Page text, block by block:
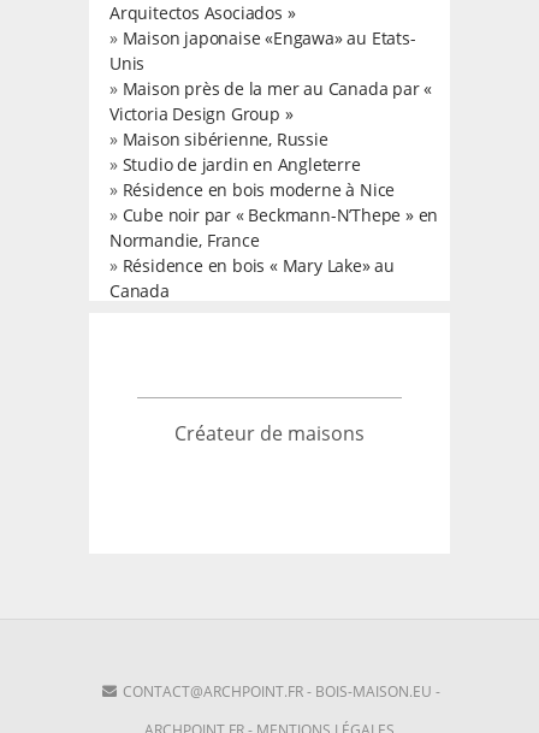
Arquitectos Asociados »
» Maison japonaise «Engawa» au Etats-
Unis
» Maison près de la mer au Canada par «
Victoria Design Group »
» Maison sibérienne, Russie
» Studio de jardin en Angleterre
» Résidence en bois moderne à Nice
» Cube noir par « Beckmann-N’Thepe » en
Normandie, France
» Résidence en bois « Mary Lake» au
Canada
Créateur de maisons
CONTACT@ARCHPOINT.FR- BOIS-MAISON.EU -